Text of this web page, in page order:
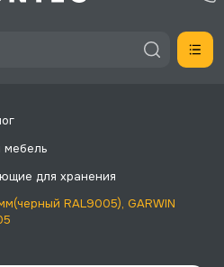
мебель
для хранения
RAL9005), GARWIN